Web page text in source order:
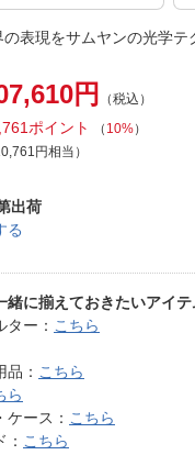
表現をサムヤンの光学テ
円 （税込）
ポイント （ 10%）
円相当）
出荷
る
緒に揃えておきたいアイテ
ター： こちら
品： こちら
ら
ケース： こちら
こちら